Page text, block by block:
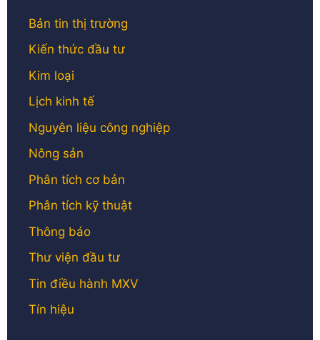
Bản tin thị trường
Kiến thức đầu tư
Kim loại
Lịch kinh tế
Nguyên liệu công nghiệp
Nông sản
Phân tích cơ bản
Phân tích kỹ thuật
Thông báo
Thư viện đầu tư
Tin điều hành MXV
Tín hiệu